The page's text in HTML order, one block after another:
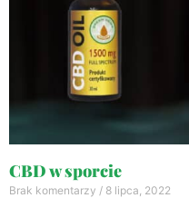
CBD w sporcie
Brak komentarzy 8 lipca, 2022